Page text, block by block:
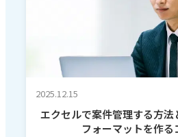
2025.12.15
エクセルで案件管理する方法
フォーマットを作る